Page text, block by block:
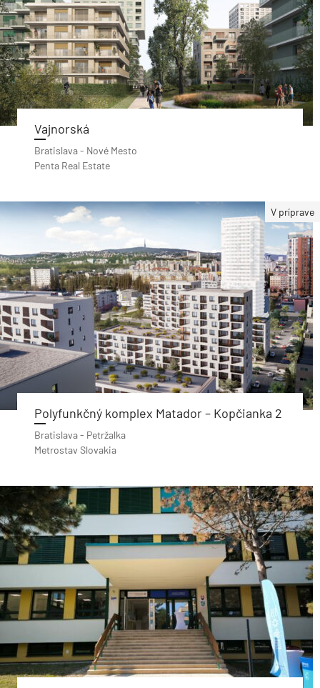
Vajnorská
Bratislava - Nové Mesto
Penta Real Estate
V príprave
Polyfunkčný komplex Matador – Kopčianka 2
Bratislava - Petržalka
Metrostav Slovakia